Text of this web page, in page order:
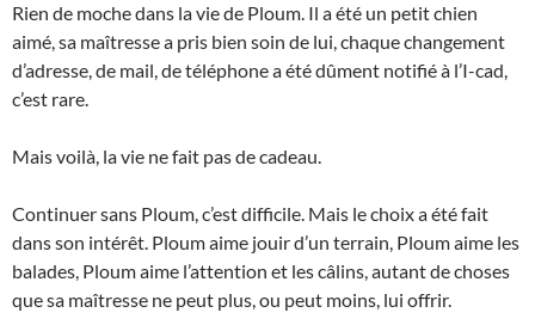
Rien de moche dans la vie de Ploum. Il a été un petit chien
aimé, sa maîtresse a pris bien soin de lui, chaque changement
d’adresse, de mail, de téléphone a été dûment notifié à l’I-cad,
c’est rare.
Mais voilà, la vie ne fait pas de cadeau.
Continuer sans Ploum, c’est difficile. Mais le choix a été fait
dans son intérêt. Ploum aime jouir d’un terrain, Ploum aime les
balades, Ploum aime l’attention et les câlins, autant de choses
que sa maîtresse ne peut plus, ou peut moins, lui offrir.